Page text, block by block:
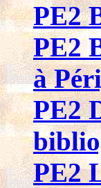
PE2
PE2
à
PE2
PE2